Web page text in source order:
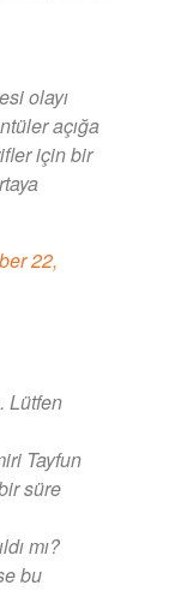
olayı
açığa
için bir
22,
Lütfen
Tayfun
süre
mı?
bu